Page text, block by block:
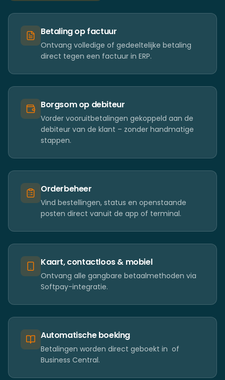
Betaling op factuur
Ontvang volledige of gedeeltelijke betaling
direct tegen een factuur in ERP.
Borgsom op debiteur
Vorder vooruitbetalingen gekoppeld aan de
debiteur van de klant – zonder handmatige
stappen.
Orderbeheer
Vind bestellingen, status en openstaande
posten direct vanuit de app of terminal.
Kaart, contactloos & mobiel
Ontvang alle gangbare betaalmethoden via
Softpay-integratie.
Automatische boeking
Betalingen worden direct geboekt in ​ of
Business Central.